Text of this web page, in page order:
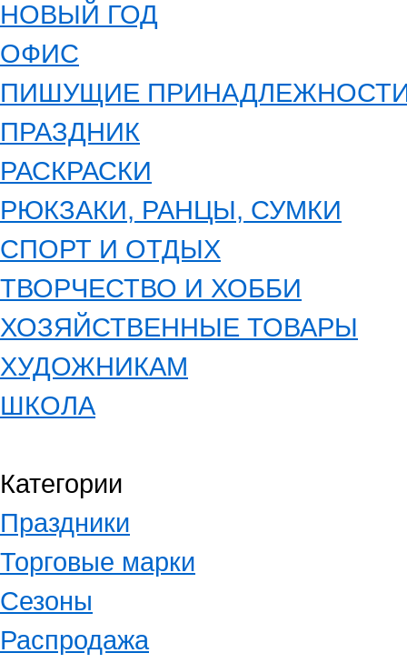
НОВЫЙ ГОД
ОФИС
ПИШУЩИЕ
ПРАЗДНИК
РАСКРАСКИ
РЮКЗАКИ, РАНЦЫ, СУМКИ
СПОРТ И ОТДЫХ
ТВОРЧЕСТВО И ХОББИ
ХОЗЯЙСТВЕННЫЕ ТОВАРЫ
ХУДОЖНИКАМ
ШКОЛА
Категории
Праздники
Торговые марки
Сезоны
Распродажа